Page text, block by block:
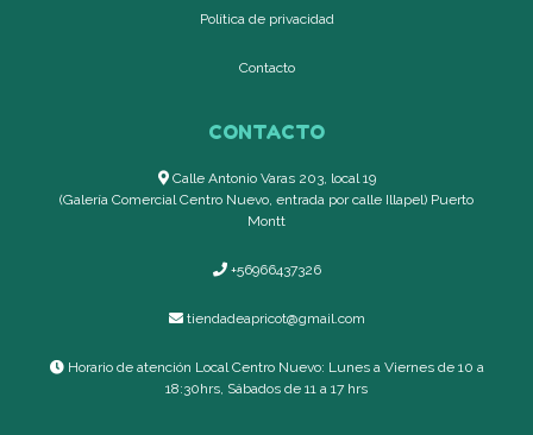
Política de privacidad
Contacto
CONTACTO
Calle Antonio Varas 203, local 19
(Galería Comercial Centro Nuevo, entrada por calle Illapel) Puerto
Montt
+56966437326
tiendadeapricot@gmail.com
Horario de atención Local Centro Nuevo: Lunes a Viernes de 10 a
18:30hrs, Sábados de 11 a 17 hrs